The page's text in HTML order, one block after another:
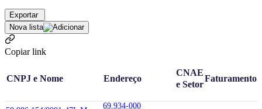
Exportar
Nova lista
Copiar link
CNPJ e Nome Endereço
CNAE
e Setor
Faturamento
69.934-000